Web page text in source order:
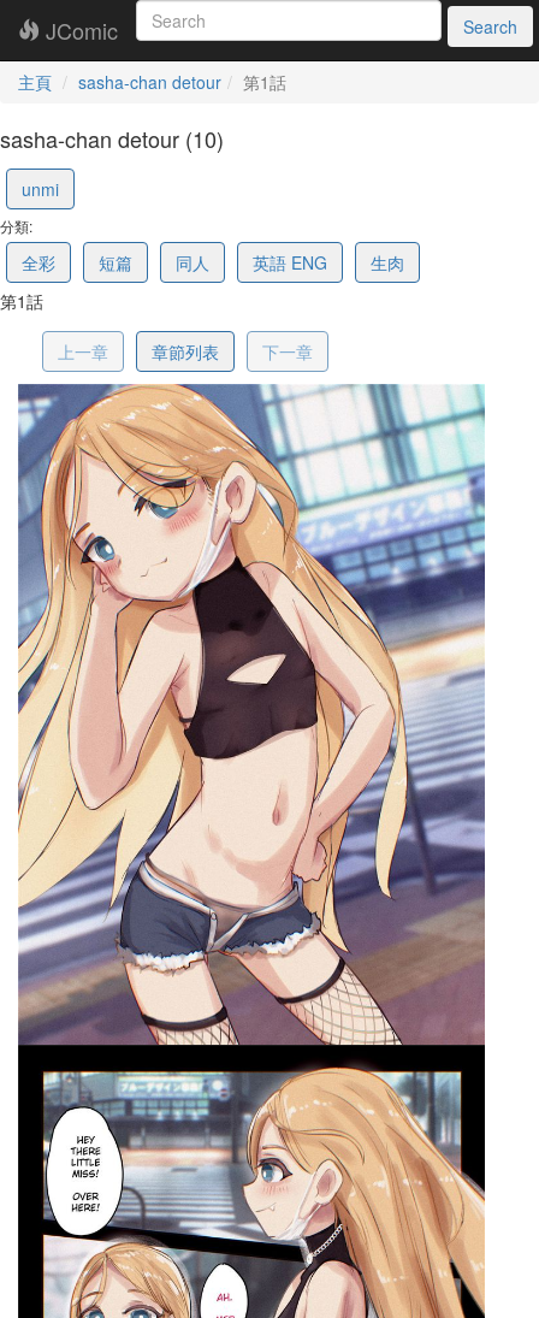
JComic Search
主頁 sasha-chan detour 第1話
sasha-chan detour (10)
unmi
分類:
全彩 短篇 同人 英語 ENG
生肉
第1話
上一章 章節列表 下一章